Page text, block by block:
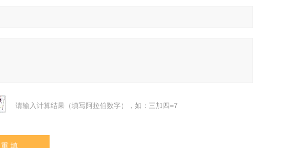
请输入计算结果（填写阿拉伯数字），如：三加四=7